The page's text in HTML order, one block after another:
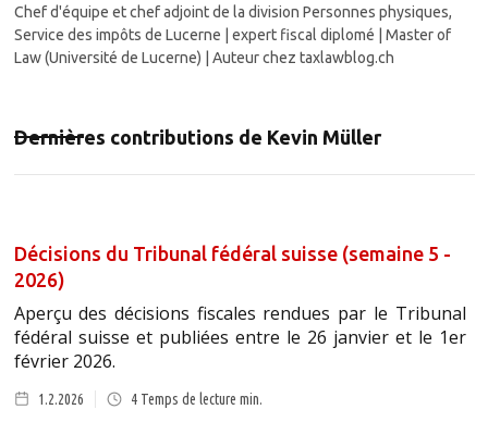
Chef d'équipe et chef adjoint de la division Personnes physiques,
Service des impôts de Lucerne | expert fiscal diplomé | Master of
Law (Université de Lucerne) | Auteur chez taxlawblog.ch
Dernières contributions de Kevin Müller
Décisions du Tribunal fédéral suisse (semaine 5 -
2026)
Aperçu des décisions fiscales rendues par le Tribunal
fédéral suisse et publiées entre le 26 janvier et le 1er
février 2026.
1.2.2026 4Temps de lecture min.